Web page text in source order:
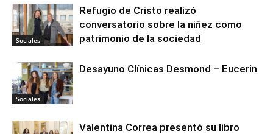
Sociales
Refugio de Cristo realizó
conversatorio sobre la niñez como
patrimonio de la sociedad
Sociales
Desayuno Clínicas Desmond – Eucerin
Valentina Correa presentó su libro